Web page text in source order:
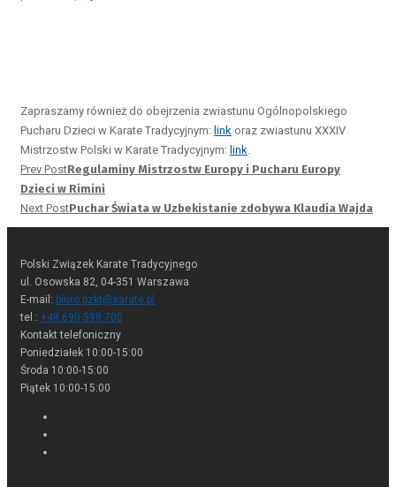
Zapraszamy również do obejrzenia zwiastunu Ogólnopolskiego
Pucharu Dzieci w Karate Tradycyjnym: link oraz zwiastunu XXXIV
Mistrzostw Polski w Karate Tradycyjnym: link.
Prev PostRegulaminy Mistrzostw Europy i Pucharu Europy
Dzieci w Rimini
Next PostPuchar Świata w Uzbekistanie zdobywa Klaudia Wajda
Polski Związek Karate Tradycyjnego
ul. Osowska 82, 04-351 Warszawa
E-mail: biuro.pzkt@karate.pl
tel.: +48 690 598 700
Kontakt telefoniczny
Poniedziałek 10:00-15:00
Środa 10:00-15:00
Piątek 10:00-15:00